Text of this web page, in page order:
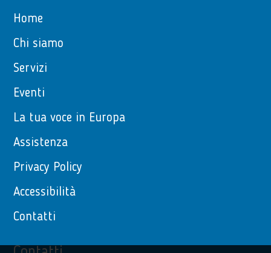
Home
Chi siamo
Servizi
Eventi
La tua voce in Europa
Assistenza
Privacy Policy
Accessibilità
Contatti